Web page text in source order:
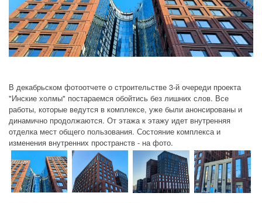
В декабрьском фотоотчете о строительстве 3-й очереди проекта
"Инские холмы" постараемся обойтись без лишних слов. Все
работы, которые ведутся в комплексе, уже были анонсированы и
динамично продолжаются. От этажа к этажу идет внутренняя
отделка мест общего пользования. Состояние комплекса и
изменения внутренних пространств - на фото.